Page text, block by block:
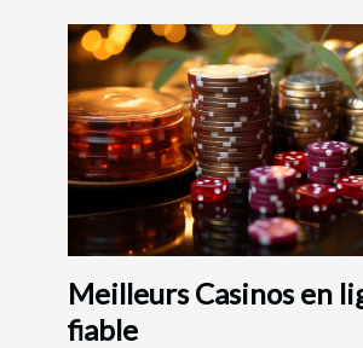
Meilleurs Casinos en
fiable